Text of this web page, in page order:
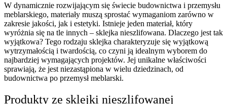
W dynamicznie rozwijającym się świecie budownictwa i przemysłu
meblarskiego, materiały muszą sprostać wymaganiom zarówno w
zakresie jakości, jak i estetyki. Istnieje jeden materiał, który
wyróżnia się na tle innych – sklejka nieszlifowana. Dlaczego jest tak
wyjątkowa? Tego rodzaju sklejka charakteryzuje się wyjątkową
wytrzymałością i twardością, co czyni ją idealnym wyborem do
najbardziej wymagających projektów. Jej unikalne właściwości
sprawiają, że jest niezastąpiona w wielu dziedzinach, od
budownictwa po przemysł meblarski.
Produkty ze sklejki nieszlifowanej